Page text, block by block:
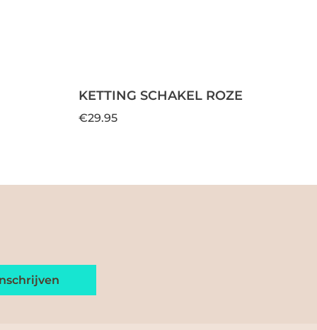
KETTING SCHAKEL ROZE
€29.95